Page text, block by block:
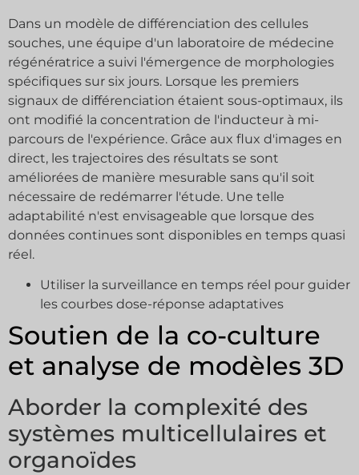
Dans un modèle de différenciation des cellules
souches, une équipe d'un laboratoire de médecine
régénératrice a suivi l'émergence de morphologies
spécifiques sur six jours. Lorsque les premiers
signaux de différenciation étaient sous-optimaux, ils
ont modifié la concentration de l'inducteur à mi-
parcours de l'expérience. Grâce aux flux d'images en
direct, les trajectoires des résultats se sont
améliorées de manière mesurable sans qu'il soit
nécessaire de redémarrer l'étude. Une telle
adaptabilité n'est envisageable que lorsque des
données continues sont disponibles en temps quasi
réel.
Utiliser la surveillance en temps réel pour guider
les courbes dose-réponse adaptatives
Soutien de la co-culture
et analyse de modèles 3D
Aborder la complexité des
systèmes multicellulaires et
organoïdes